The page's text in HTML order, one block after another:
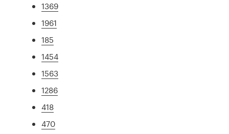
1369
1961
185
1454
1563
1286
418
470